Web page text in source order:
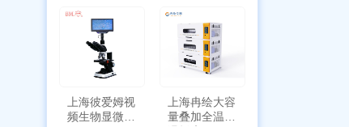
上海彼爱姆视
频生物显微镜
上海冉绘大容
量叠加全温恒